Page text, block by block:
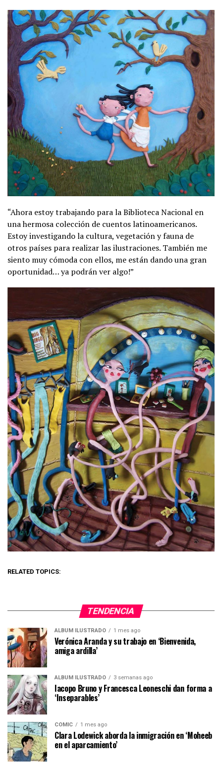
“Ahora estoy trabajando para la Biblioteca Nacional en
una hermosa colección de cuentos latinoamericanos.
Estoy investigando la cultura, vegetación y fauna de
otros países para realizar las ilustraciones. También me
siento muy cómoda con ellos, me están dando una gran
oportunidad… ya podrán ver algo!”
RELATED TOPICS:
TENDENCIA
ÁLBUM ILUSTRADO 1 mes ago
Verónica Aranda y su trabajo en ‘Bienvenida,
amiga ardilla’
ÁLBUM ILUSTRADO 3 semanas ago
Iacopo Bruno y Francesca Leoneschi dan forma a
‘Inseparables’
CÓMIC 1 mes ago
Clara Lodewick aborda la inmigración en ‘Moheeb
en el aparcamiento’